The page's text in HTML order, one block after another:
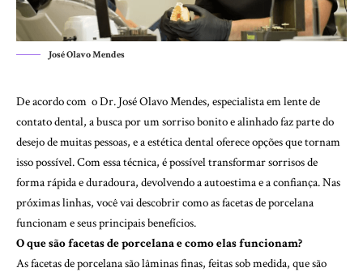
José Olavo Mendes
De acordo com o Dr. José Olavo Mendes, especialista em lente de
contato dental, a busca por um sorriso bonito e alinhado faz parte do
desejo de muitas pessoas, e a estética dental oferece opções que tornam
isso possível. Com essa técnica, é possível transformar sorrisos de
forma rápida e duradoura, devolvendo a autoestima e a confiança. Nas
próximas linhas, você vai descobrir como as facetas de porcelana
funcionam e seus principais benefícios.
O que são facetas de porcelana e como elas funcionam?
As facetas de porcelana são lâminas finas, feitas sob medida, que são